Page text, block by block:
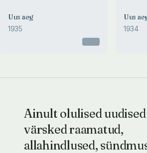
UUS AEG
Uus aeg
1935
UUS
Uus
1934
Ainult olulised
värsked raamatud,
allahindlused,